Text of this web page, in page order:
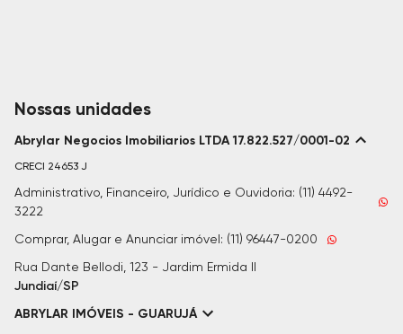
Nossas unidades
Abrylar Negocios Imobiliarios LTDA 17.822.527/0001-02
CRECI 24653 J
Administrativo, Financeiro, Jurídico e Ouvidoria: (11) 4492-
3222
Comprar, Alugar e Anunciar imóvel: (11) 96447-0200
Rua Dante Bellodi, 123 - Jardim Ermida II
Jundiaí/SP
ABRYLAR IMÓVEIS - GUARUJÁ